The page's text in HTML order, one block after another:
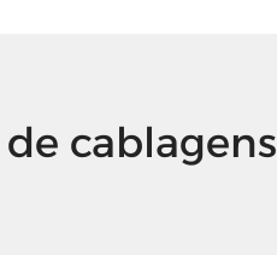
cablagens